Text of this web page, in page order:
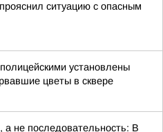
ситуацию с опасным
установлены
цветы в сквере
а не последовательность: В